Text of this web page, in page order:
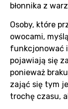
błonnika z
Osoby, które
owocami,
funkcjonować
pojawiają się
ponieważ
zająć się tym
trochę czasu,